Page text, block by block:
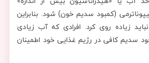
(کمبود سدیم خون) شود. بنابراین
زیاده روی کرد. افرادی که آب زیادی
سدیم کافی در رژیم غذایی خود اطمینان